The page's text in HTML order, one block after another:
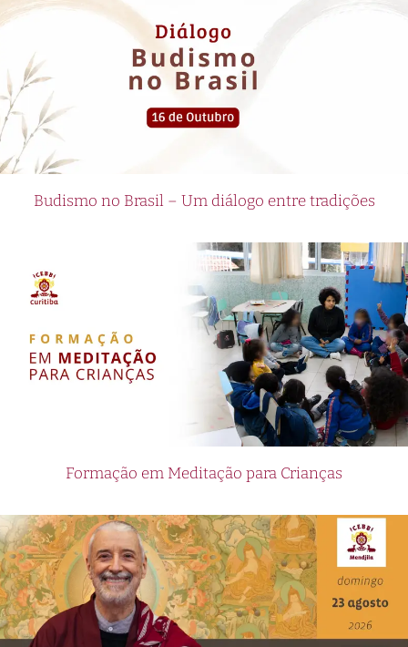
Budismo no Brasil – Um diálogo entre tradições
Formação em Meditação para Crianças